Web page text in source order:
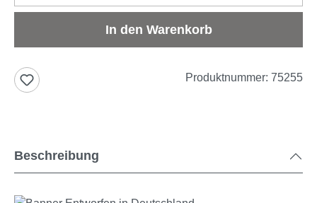
In den Warenkorb
Produktnummer: 75255
Beschreibung